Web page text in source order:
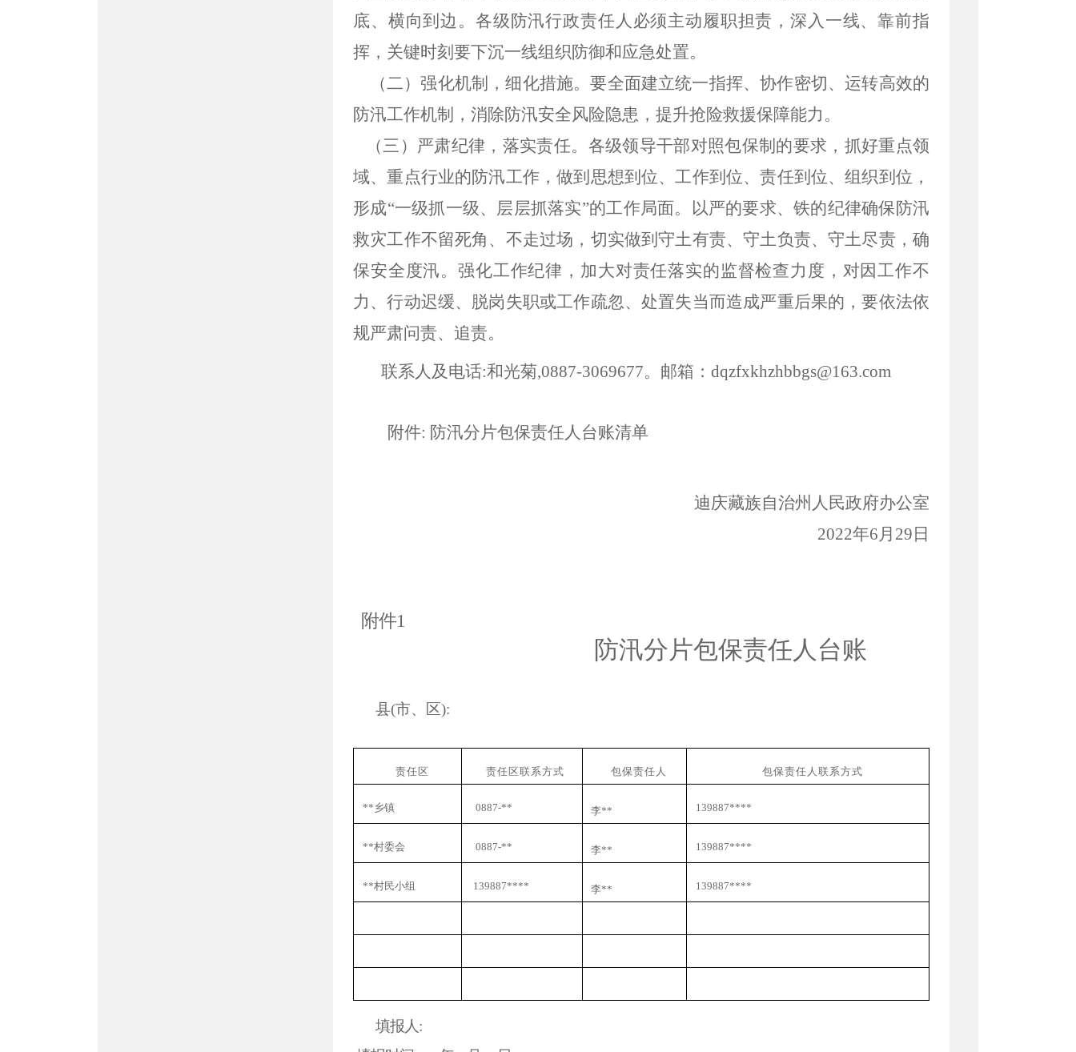
底、横向到边。各级防汛行政责任人必须主动履职担责，深入一线、靠前指
挥，关键时刻要下沉一线组织防御和应急处置。
（二）强化机制，细化措施。要全面建立统一指挥、协作密切、运转高效的
防汛工作机制，消除防汛安全风险隐患，提升抢险救援保障能力。
（三）严肃纪律，落实责任。 各级领导干部对照包保制的要求，抓好重点领
域、重点行业的防汛工作，做到思想到位、工作到位、责任到位、组织到位，
形成“一级抓一级、层层抓落实”的工作局面。以严的要求、铁的纪律确保防汛
救灾工作不留死角、不走过场，切实做到守土有责、守土负责、守土尽责，确
保安全度汛。强化工作纪律，加大对责任落实的监督检查力度，对因工作不
力、行动迟缓、脱岗失职或工作疏忽、处置失当而造成严重后果的，要依法依
规严肃问责、追责。
联系人及电话:和光菊,0887-3069677。邮箱：dqzfxkhzhbbgs@163.com
附件: 防汛分片包保责任人 台账清单
迪庆藏族自治州 人民政府办公室
2022年6月 29 日
附件1
防汛分片包保责任人 台账
县(市、区):
责任区 责任区联系方式 包保责任人 包保责任人联系方式
**乡镇 0887-** 李** 139887****
**村委会 0887-** 李** 139887****
**村民小组 139887**** 李** 139887****
填报人: